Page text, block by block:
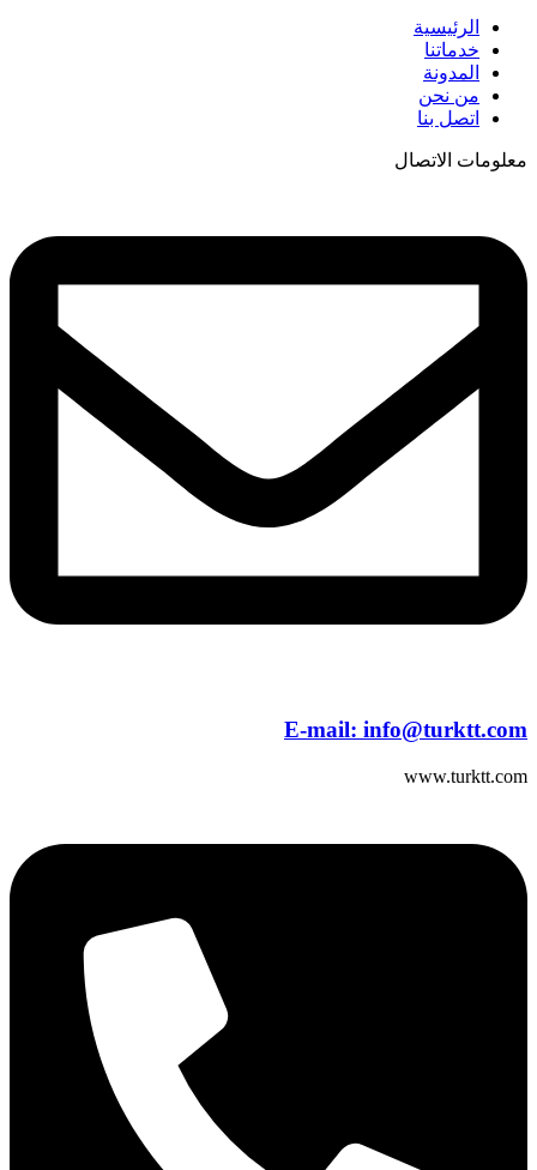
الرئيسية
خدماتنا
المدونة
من نحن
اتصل بنا
معلومات الاتصال
E-mail: info@turktt.com
www.turktt.com